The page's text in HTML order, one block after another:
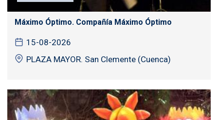
Máximo Óptimo. Compañía Máximo Óptimo
15-08-2026
PLAZA MAYOR. San Clemente (Cuenca)